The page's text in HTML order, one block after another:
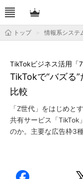
トップ 情報系システ
TikTokで“バズる
比較
TikTokビジネス活用「
「Z世代」をはじめと
共有サービス「TikTok
のか。主要な広告枠3